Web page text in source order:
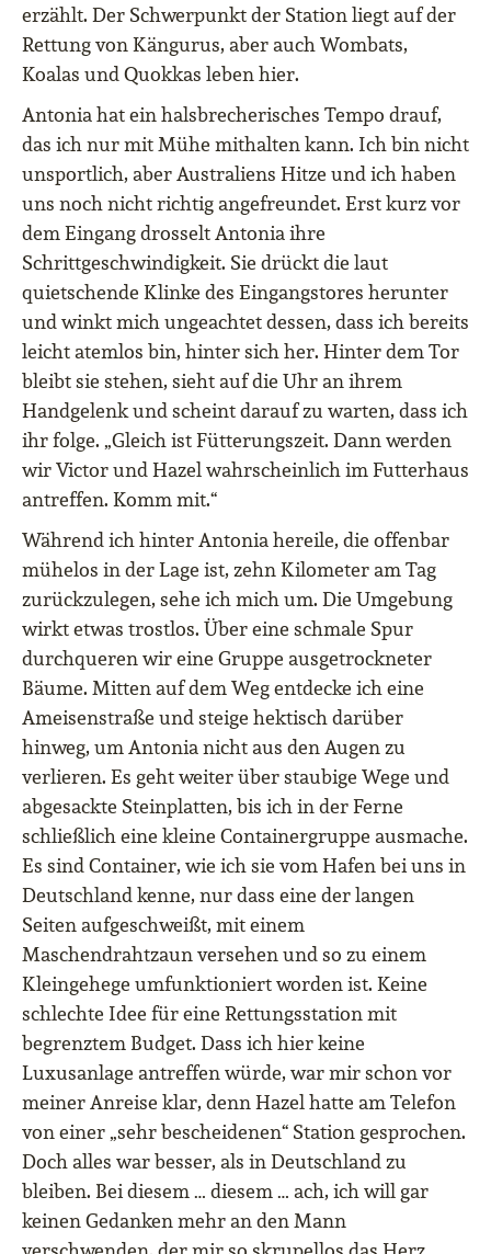
erzählt. Der Schwerpunkt der Station liegt auf der
Rettung von Kängurus, aber auch Wombats,
Koalas und Quokkas leben hier.
Antonia hat ein halsbrecherisches Tempo drauf,
das ich nur mit Mühe mithalten kann. Ich bin nicht
unsportlich, aber Australiens Hitze und ich haben
uns noch nicht richtig angefreundet. Erst kurz vor
dem Eingang drosselt Antonia ihre
Schrittgeschwindigkeit. Sie drückt die laut
quietschende Klinke des Eingangstores herunter
und winkt mich ungeachtet dessen, dass ich bereits
leicht atemlos bin, hinter sich her. Hinter dem Tor
bleibt sie stehen, sieht auf die Uhr an ihrem
Handgelenk und scheint darauf zu warten, dass ich
ihr folge. „Gleich ist Fütterungszeit. Dann werden
wir Victor und Hazel wahrscheinlich im Futterhaus
antreffen. Komm mit.“
Während ich hinter Antonia hereile, die offenbar
mühelos in der Lage ist, zehn Kilometer am Tag
zurückzulegen, sehe ich mich um. Die Umgebung
wirkt etwas trostlos. Über eine schmale Spur
durchqueren wir eine Gruppe ausgetrockneter
Bäume. Mitten auf dem Weg entdecke ich eine
Ameisenstraße und steige hektisch darüber
hinweg, um Antonia nicht aus den Augen zu
verlieren. Es geht weiter über staubige Wege und
abgesackte Steinplatten, bis ich in der Ferne
schließlich eine kleine Containergruppe ausmache.
Es sind Container, wie ich sie vom Hafen bei uns in
Deutschland kenne, nur dass eine der langen
Seiten aufgeschweißt, mit einem
Maschendrahtzaun versehen und so zu einem
Kleingehege umfunktioniert worden ist. Keine
schlechte Idee für eine Rettungsstation mit
begrenztem Budget. Dass ich hier keine
Luxusanlage antreffen würde, war mir schon vor
meiner Anreise klar, denn Hazel hatte am Telefon
von einer „sehr bescheidenen“ Station gesprochen.
Doch alles war besser, als in Deutschland zu
bleiben. Bei diesem … diesem … ach, ich will gar
keinen Gedanken mehr an den Mann